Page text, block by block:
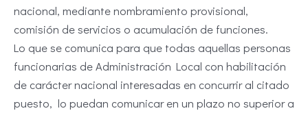
nacional, mediante nombramiento provisional,
comisión de servicios o acumulación de funciones.
Lo que se comunica para que todas aquellas personas
funcionarias de Administración Local con habilitación
de carácter nacional interesadas en concurrir al citado
puesto, lo puedan comunicar en un plazo no superior a